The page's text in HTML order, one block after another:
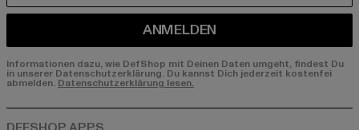
ANMELDEN
Informationen dazu, wie DefShop mit Deinen Daten umgeht, findest Du
in unserer Datenschutzerklärung. Du kannst Dich jederzeit kostenfei
abmelden. Datenschutzerklärung lesen.